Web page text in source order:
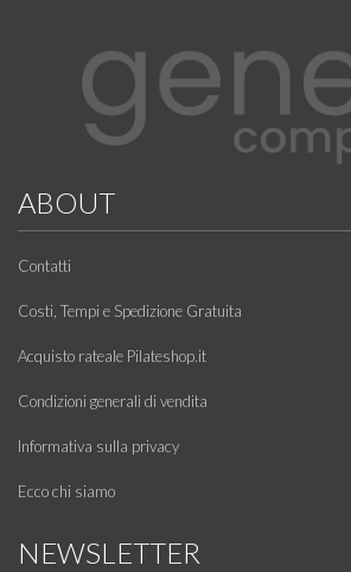
ABOUT
Contatti
Costi, Tempi e Spedizione Gratuita
Acquisto rateale Pilateshop.it
Condizioni generali di vendita
Informativa sulla privacy
Ecco chi siamo
NEWSLETTER